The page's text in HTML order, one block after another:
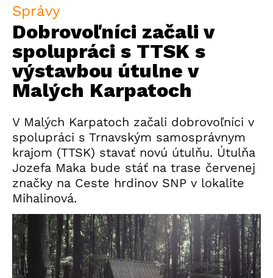
Správy
Dobrovoľníci začali v
spolupráci s TTSK s
výstavbou útulne v
Malých Karpatoch
V Malých Karpatoch začali dobrovoľníci v
spolupráci s Trnavským samosprávnym
krajom (TTSK) stavať novú útulňu. Útulňa
Jozefa Maka bude stáť na trase červenej
značky na Ceste hrdinov SNP v lokalite
Mihalinová.